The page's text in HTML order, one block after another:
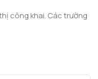
công khai. Các trường